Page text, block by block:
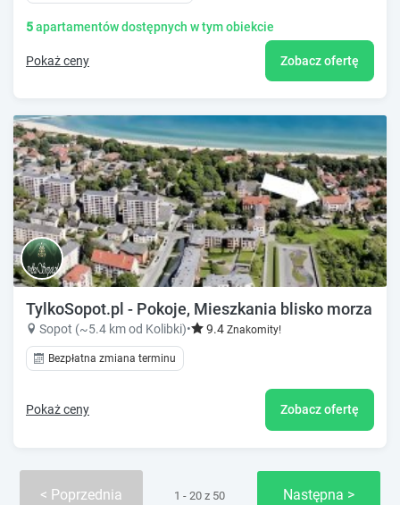
5apartamentów dostępnych w tym obiekcie
Pokaż ceny Zobacz ofertę
TylkoSopot.pl - Pokoje, Mieszkania blisko morza
Sopot (~5.4 km od Kolibki)• 9.4 Znakomity!
Bezpłatna zmiana terminu
Pokaż ceny Zobacz ofertę
Poprzednia 1 - 20 z 50 Następna